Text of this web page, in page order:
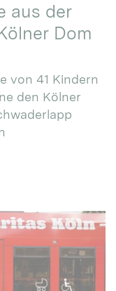
aus der
Dom
von 41 Kindern
den Kölner